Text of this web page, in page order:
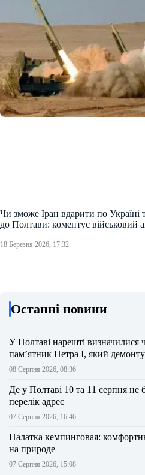
Чи зможе Іран вдарити по Україні
до Полтави: коментує військовий
18 Березня 2026, 17:32
Останні новини
У Полтаві нарешті визначилися
пам’ятник Петра І, який
08 Серпня 2026, 08:36
Де у Полтаві 10 та 11 серпня не
перелік адрес
07 Серпня 2026, 16:46
Палатка кемпинговая:
на природе
07 Серпня 2026, 15:08